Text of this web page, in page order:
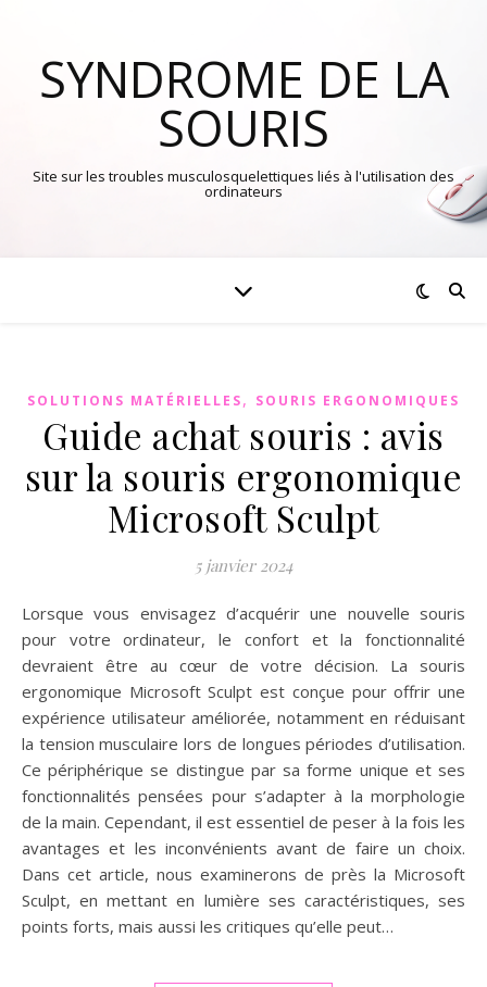
SYNDROME DE LA
SOURIS
Site sur les troubles musculosquelettiques liés à l'utilisation des
ordinateurs
SOLUTIONS MATÉRIELLES, SOURIS ERGONOMIQUES
Guide achat souris : avis
sur la souris ergonomique
Microsoft Sculpt
5 janvier 2024
Lorsque vous envisagez d’acquérir une nouvelle souris
pour votre ordinateur, le confort et la fonctionnalité
devraient être au cœur de votre décision. La souris
ergonomique Microsoft Sculpt est conçue pour offrir une
expérience utilisateur améliorée, notamment en réduisant
la tension musculaire lors de longues périodes d’utilisation.
Ce périphérique se distingue par sa forme unique et ses
fonctionnalités pensées pour s’adapter à la morphologie
de la main. Cependant, il est essentiel de peser à la fois les
avantages et les inconvénients avant de faire un choix.
Dans cet article, nous examinerons de près la Microsoft
Sculpt, en mettant en lumière ses caractéristiques, ses
points forts, mais aussi les critiques qu’elle peut…